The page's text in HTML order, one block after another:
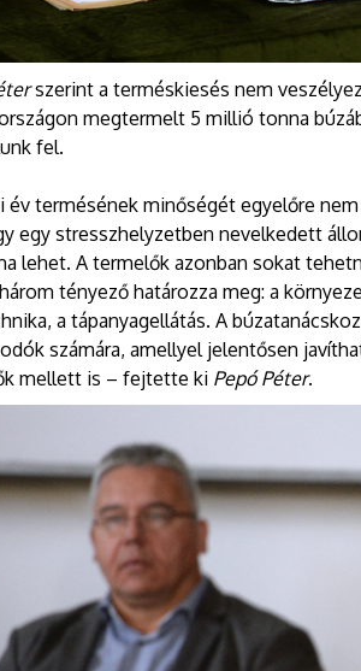
szerint a terméskiesés nem
megtermelt 5 millió tonna
fel.
év termésének minőségét egyelőre
egy stresszhelyzetben nevelkedett
lehet. A termelők azonban sokat
tényező határozza meg: a
a tápanyagellátás. A
számára, amellyel jelentősen
mellett is – fejtette ki Pepó Péter.